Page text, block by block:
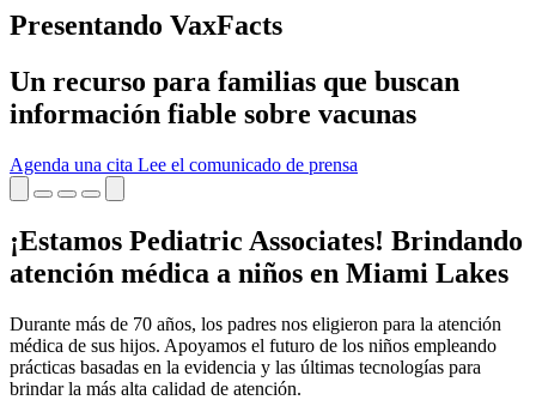
Presentando VaxFacts
Un recurso para familias que buscan
información fiable sobre vacunas
Agenda una cita Lee el comunicado de prensa
¡Estamos Pediatric Associates! Brindando
atención médica a niños en Miami Lakes
Durante más de 70 años, los padres nos eligieron para la atención
médica de sus hijos. Apoyamos el futuro de los niños empleando
prácticas basadas en la evidencia y las últimas tecnologías para
brindar la más alta calidad de atención.